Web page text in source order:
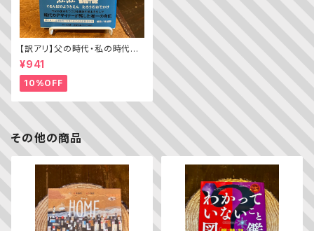
【訳アリ】父の時代・私の時代
─わがエディトリアル・デザイン
史
¥941
10%OFF
その他の商品